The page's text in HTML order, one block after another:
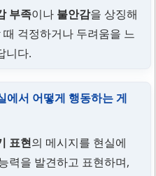
부족이나 불안감을 상징해
걱정하거나 두려움을 느
니다.
에서 어떻게 행동하는 게
표현의 메시지를 현실에
력을 발견하고 표현하며,